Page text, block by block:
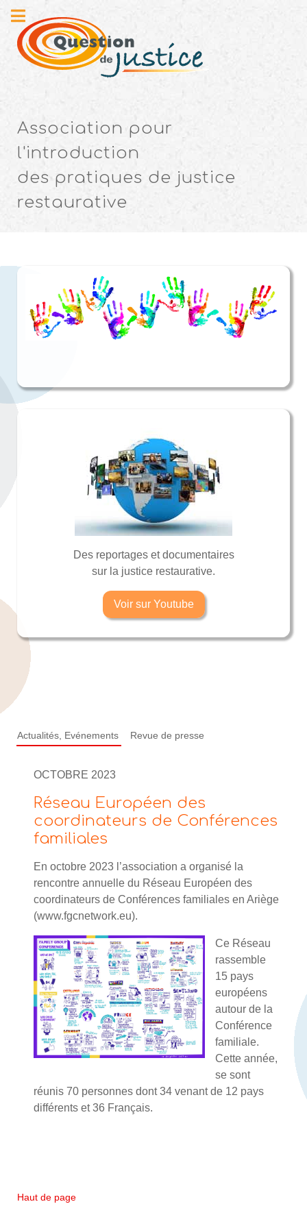
Association pour
l'introduction
des pratiques de justice
restaurative
Des reportages et documentaires
sur la justice restaurative.
Voir sur Youtube
Actualités, Evénements Revue de presse
OCTOBRE 2023
Réseau Européen des
coordinateurs de Conférences
familiales
En octobre 2023 l’association a organisé la
rencontre annuelle du Réseau Européen des
coordinateurs de Conférences familiales en Ariège
(www.fgcnetwork.eu).
Ce Réseau
rassemble
15 pays
européens
autour de la
Conférence
familiale.
Cette année,
se sont
réunis 70 personnes dont 34 venant de 12 pays
différents et 36 Français.
Haut de page